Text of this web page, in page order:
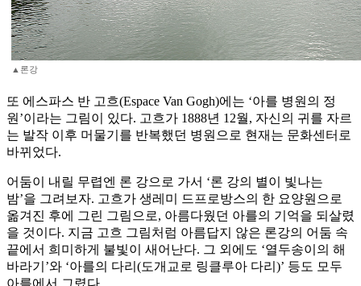
▲론강
또 에스파스 반 고흐(Espace Van Gogh)에는 ‘아를 병원의 정
원’이라는 그림이 있다. 고흐가 1888년 12월, 자신의 귀를 자르
는 발작 이후 머물기를 반복했던 병원으로 현재는 문화센터로
바뀌었다.
어둠이 내릴 무렵엔 론 강으로 가서 ‘론 강의 별이 빛나는
밤’을 그려보자. 고흐가 생레미 드프로방스의 한 요양원으로
옮겨진 후에 그린 그림으로, 아름다웠던 아를의 기억을 되살렸
을 것이다. 지금 고흐 그림처럼 아름답지 않은 론강의 어둠 속
끝에서 희미하게 불빛이 새어난다. 그 외에도 ‘열두송이의 해
바라기’와 ‘아를의 다리(도개교로 링클루아 다리)’ 등도 모두